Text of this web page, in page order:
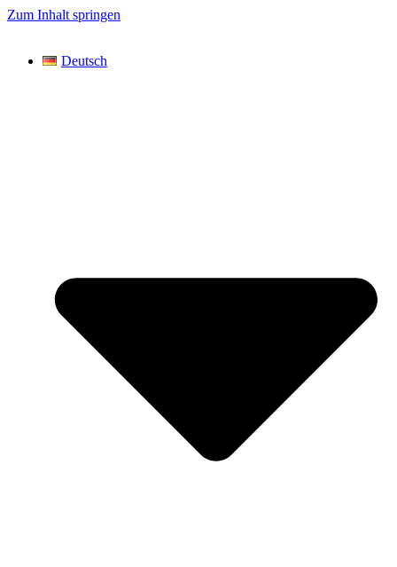
Zum Inhalt springen
Deutsch